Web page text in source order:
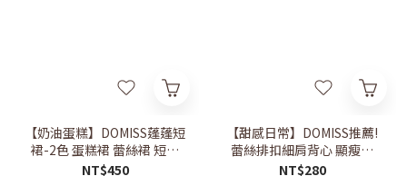
【奶油蛋糕】DOMISS蓬蓬短
裙-2色 蛋糕裙 蕾絲裙 短裙
(現貨)
NT$450
【甜感日常】DOMISS推薦!
蕾絲排扣細肩背心 顯瘦內
搭-5色(現貨)
NT$280